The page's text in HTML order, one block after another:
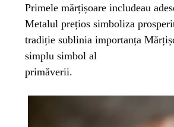
Primele mărțișoare includeau
Metalul prețios simboliza
tradiție sublinia importanța
simplu simbol al
primăverii.